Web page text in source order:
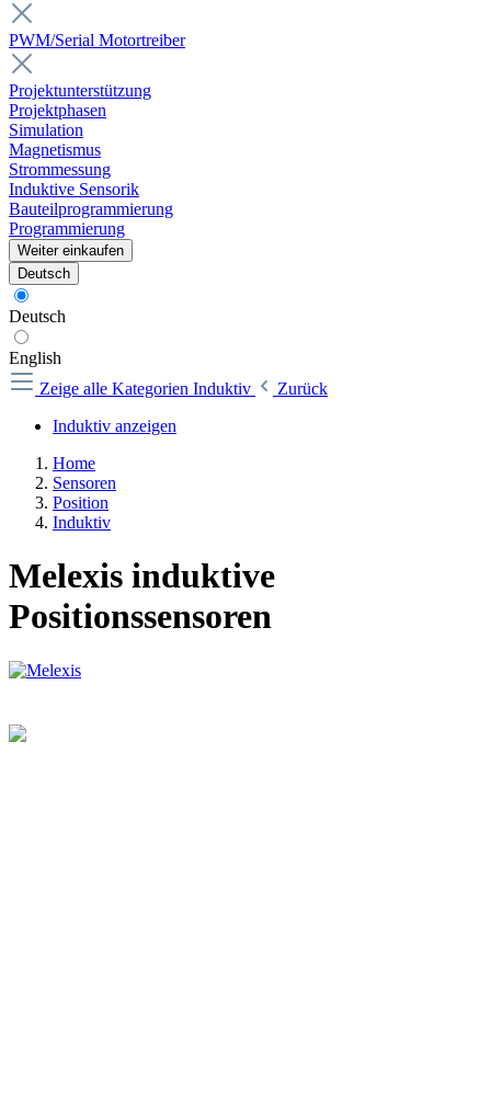
PWM/Serial Motortreiber
Projektunterstützung
Projektphasen
Simulation
Magnetismus
Strommessung
Induktive Sensorik
Bauteilprogrammierung
Programmierung
Weiter einkaufen
Deutsch
Deutsch
English
Zeige alle Kategorien Induktiv
Zurück
Induktiv anzeigen
Home
Sensoren
Position
Induktiv
Melexis induktive
Positionssensoren